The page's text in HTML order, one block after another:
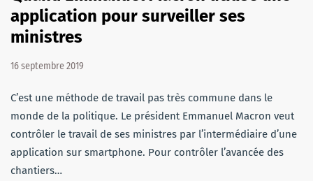
application pour surveiller ses
ministres
16 septembre 2019
C’est une méthode de travail pas très commune dans le
monde de la politique. Le président Emmanuel Macron veut
contrôler le travail de ses ministres par l’intermédiaire d’une
application sur smartphone. Pour contrôler l’avancée des
chantiers…